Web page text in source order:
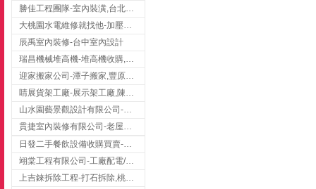
勝佳工程團隊-室內裝潢,台北房屋裝修,三重室內裝修
大桃園水電維修就找他-加壓馬達,抽水馬達,桃園水電行,中壢水電
辰禹室內裝修-台中室內設計
瑞昌機械堆高機-堆高機收購,新北市堆高機,桃園堆高機
迎家搬家公司-潭子搬家,豐原搬家,大雅搬家,大甲搬家,台中推薦搬家,台中搬家
睛展貨架工廠-展示架工廠,陳列架,台中展示架工廠
山水園藝景觀設計有限公司-景觀工程,景觀設計,新竹園藝工程,新竹景觀設計
貫捷室內裝修有限公司-老屋翻新工程,台中老屋翻新工程,台中舊屋翻新
日發二手餐飲設備收購買賣-二手貨買賣,台中二手貨買賣,台中二手餐飲收購
翊棠工程有限公司-工廠配電/高雄消防機電公司
上吉錸拆除工程-打石拆除,桃園打石拆除,桃園拆除工程